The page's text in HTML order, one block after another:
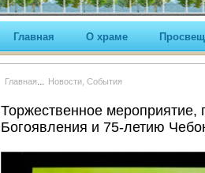
Главная О храме
Главная... Новости, События
Торжественное
Богоявления и 75-летию